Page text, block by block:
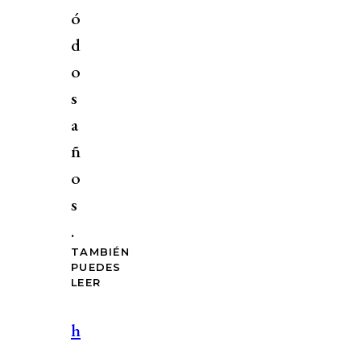
ó
d
o
s
a
ñ
o
s
.
TAMBIÉN
PUEDES
LEER